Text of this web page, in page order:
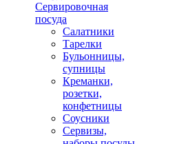
Сервировочная
посуда
Салатники
Тарелки
Бульонницы,
супницы
Креманки,
розетки,
конфетницы
Соусники
Сервизы,